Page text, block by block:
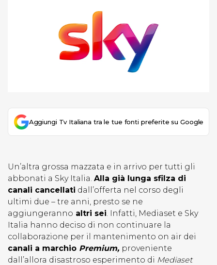
Aggiungi Tv Italiana tra le tue fonti preferite su Google
Un’altra grossa mazzata e in arrivo per tutti gli
abbonati a Sky Italia. Alla già lunga sfilza di
canali cancellati dall’offerta nel corso degli
ultimi due – tre anni, presto se ne
aggiungeranno altri sei. Infatti, Mediaset e Sky
Italia hanno deciso di non continuare la
collaborazione per il mantenimento on air dei
canali a marchio Premium, proveniente
dall’allora disastroso esperimento di Mediaset